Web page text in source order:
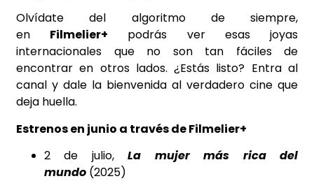
Olvídate del algoritmo de siempre,
en Filmelier+ podrás ver esas joyas
internacionales que no son tan fáciles de
encontrar en otros lados. ¿Estás listo? Entra al
canal y dale la bienvenida al verdadero cine que
deja huella.
Estrenos en junio a través de Filmelier+
2 de julio,La mujer más rica del
mundo (2025)